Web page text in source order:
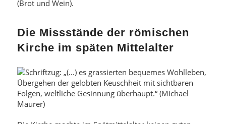
(Brot und Wein).
Die Missstände der römischen
Kirche im späten Mittelalter